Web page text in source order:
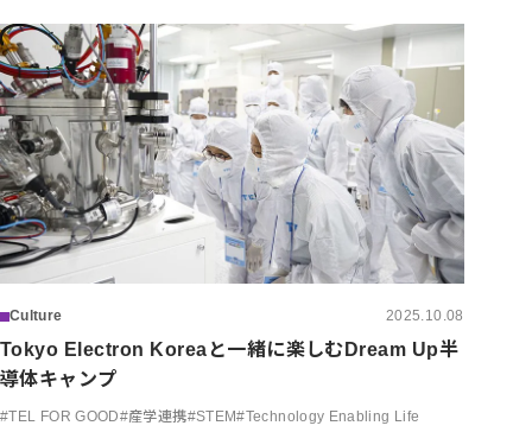
Culture 2025.10.08
Tokyo Electron Koreaと一緒に楽しむDream Up半
導体キャンプ
#TEL FOR GOOD#産学連携#STEM#Technology Enabling Life